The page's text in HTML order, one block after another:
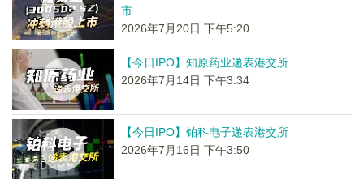
市
2026年7月20日 下午5:20
【今日IPO】知原药业递表港交所
2026年7月14日 下午3:34
【今日IPO】铂科电子递表港交所
2026年7月16日 下午3:50